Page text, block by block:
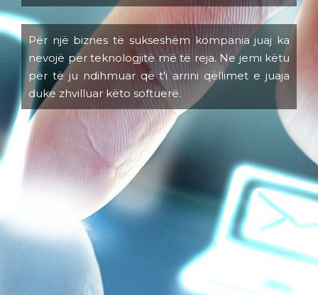
Për një biznes të sukseshëm kompania juaj ka
nevojë për teknologjitë më të reja. Ne jemi këtu
për të ju ndihmuar që t'i arrini qëllimet e juaja
duke zhvilluar këto softuerë.